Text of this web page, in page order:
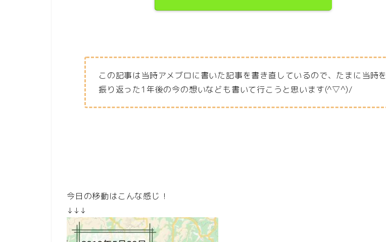
この記事は当時アメブロに書いた記事を書き直しているので、たまに当時を
振り返った1年後の今の想いなども書いて行こうと思います(^▽^)/
今日の移動はこんな感じ！
↓↓↓